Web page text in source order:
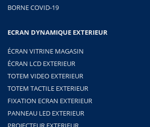
BORNE COVID-19
ECRAN DYNAMIQUE EXTERIEUR
ÉCRAN VITRINE MAGASIN
ÉCRAN LCD EXTERIEUR
TOTEM VIDEO EXTERIEUR
TOTEM TACTILE EXTERIEUR
FIXATION ECRAN EXTERIEUR
PANNEAU LED EXTERIEUR